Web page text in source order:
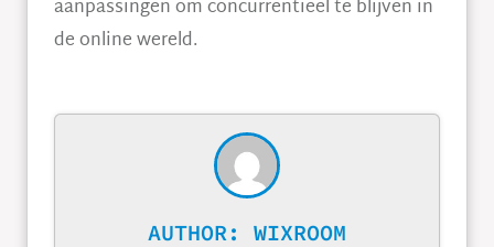
aanpassingen om concurrentieel te blijven in
de online wereld.
AUTHOR: WIXROOM